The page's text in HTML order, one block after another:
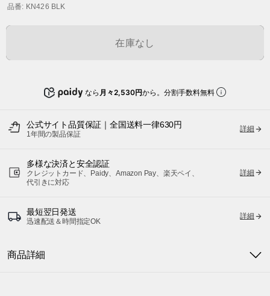
品番: KN426 BLK
在庫なし
なら 月々2,530円から。分割手数料無料
公式サイト品質保証｜全国送料一律630円
1年間の製品保証
詳細
多様な決済と安全認証
クレジットカード、Paidy、Amazon Pay、楽天ペイ、
代引きに対応
詳細
最短翌日発送
迅速配送＆時間指定OK
詳細
商品詳細